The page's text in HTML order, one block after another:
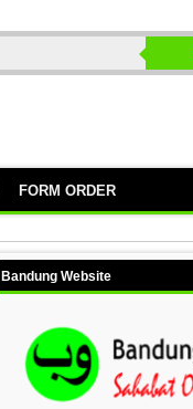
FORM ORDER
Bandung Website